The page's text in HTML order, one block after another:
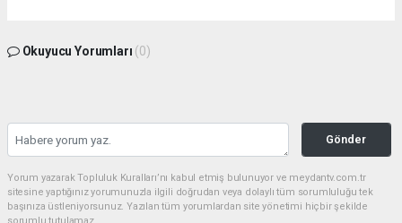
Okuyucu Yorumları (0)
Gönder
Yorum yazarak Topluluk Kuralları’nı kabul etmiş bulunuyor ve meydantv.com.tr
sitesine yaptığınız yorumunuzla ilgili doğrudan veya dolaylı tüm sorumluluğu tek
başınıza üstleniyorsunuz. Yazılan tüm yorumlardan site yönetimi hiçbir şekilde
sorumlu tutulamaz.